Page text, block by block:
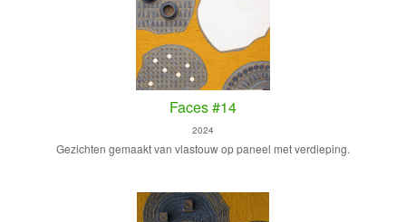
Faces #14
2024
Gezichten gemaakt van vlastouw op paneel met verdieping.